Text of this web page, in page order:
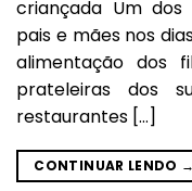
criançada Um
pais e mães nos
alimentação dos
prateleiras dos
restaurantes […]
CONTINUAR LENDO →